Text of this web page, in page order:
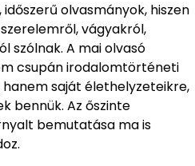
olvasmányok, hiszen
vágyakról,
szólnak. A mai olvasó
csupán irodalomtörténeti
saját élethelyzeteikre,
bennük. Az őszinte
bemutatása ma is